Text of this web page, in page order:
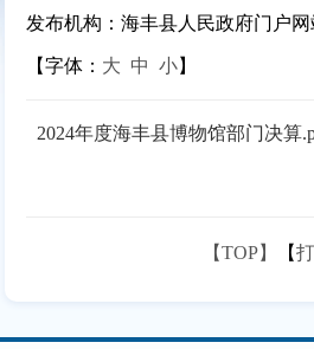
发布机构：海丰县人民政府门户网
【字体： 大 中 小】
2024年度海丰县博物馆部门决算
【TOP】 【